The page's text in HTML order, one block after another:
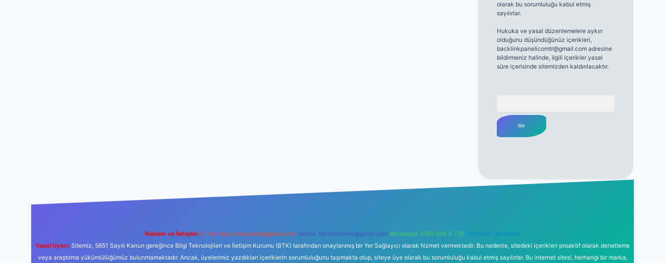
olarak bu sorumluluğu kabul etmiş
sayılırlar.
Hukuka ve yasal düzenlemelere aykırı
olduğunu düşündüğünüz içerikleri,
backlinkpanelicomtr@gmail.comadresine
bildirmeniz halinde, ilgili içerikler yasal
süre içerisinde sitemizden kaldırılacaktır.
Reklam ve İletişim: E-mail: backlinkpaneli@gmail.com Teams: forumhizmeti@gmail.com Whatsapp: 0262 606 0 726 Telegram: @karabul
Yasal Uyarı: Sitemiz, 5651 Sayılı Kanun gereğince Bilgi Teknolojileri ve İletişim Kurumu (BTK) tarafından onaylanmış bir Yer Sağlayıcı olarak hizmet vermektedir. Bu nedenle, sitedeki içerikleri proaktif olarak denetleme
veya araştırma yükümlülüğümüz bulunmamaktadır. Ancak, üyelerimiz yazdıkları içeriklerin sorumluluğunu taşımakta olup, siteye üye olarak bu sorumluluğu kabul etmiş sayılırlar. Bu internet sitesi, herhangi bir marka,